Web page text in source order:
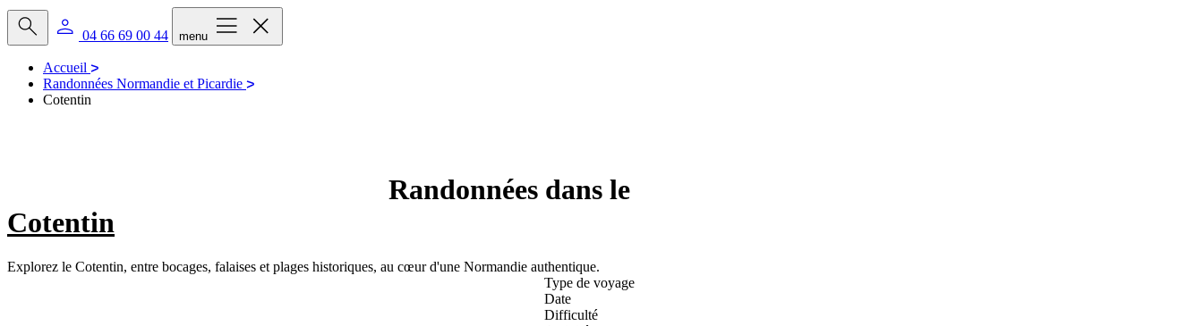
04 66 69 00 44 menu
Accueil
Randonnées Normandie et Picardie
Cotentin
Randonnées dans le
Cotentin
Explorez le Cotentin, entre bocages, falaises et plages historiques, au cœur d'une Normandie authentique.
Type de voyage
Date
Difficulté